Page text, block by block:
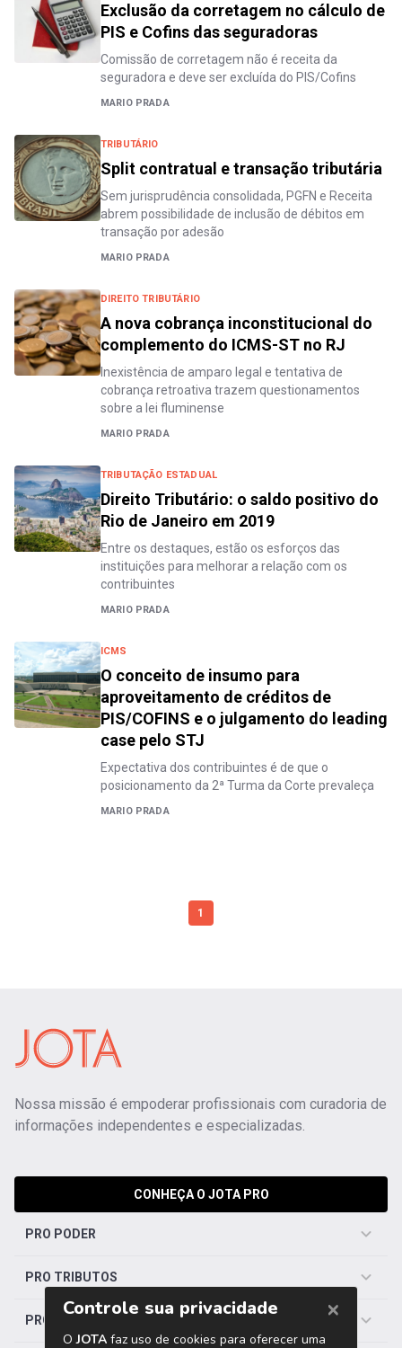
Exclusão da corretagem no cálculo de
PIS e Cofins das seguradoras
Comissão de corretagem não é receita da
seguradora e deve ser excluída do PIS/Cofins
MARIO PRADA
TRIBUTÁRIO
Split contratual e transação tributária
Sem jurisprudência consolidada, PGFN e Receita
abrem possibilidade de inclusão de débitos em
transação por adesão
MARIO PRADA
DIREITO TRIBUTÁRIO
A nova cobrança inconstitucional do
complemento do ICMS-ST no RJ
Inexistência de amparo legal e tentativa de
cobrança retroativa trazem questionamentos
sobre a lei fluminense
MARIO PRADA
TRIBUTAÇÃO ESTADUAL
Direito Tributário: o saldo positivo do
Rio de Janeiro em 2019
Entre os destaques, estão os esforços das
instituições para melhorar a relação com os
contribuintes
MARIO PRADA
ICMS
O conceito de insumo para
aproveitamento de créditos de
PIS/COFINS e o julgamento do leading
case pelo STJ
Expectativa dos contribuintes é de que o
posicionamento da 2ª Turma da Corte prevaleça
MARIO PRADA
1
Nossa missão é empoderar profissionais com curadoria de
informações independentes e especializadas.
CONHEÇA O JOTA PRO
PRO PODER
PRO TRIBUTOS
PRO TRABALHISTA